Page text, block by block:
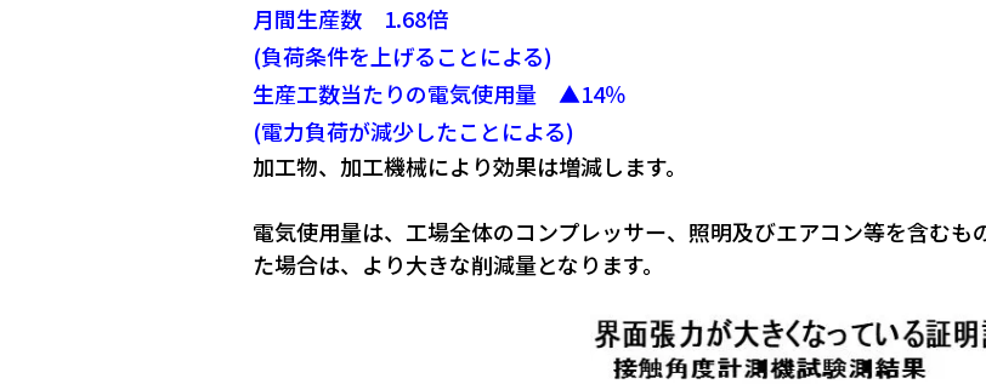
月間生産数 1.68倍
(負荷条件を上げることによる)
生産工数当たりの電気使用量 ▲14％
(電力負荷が減少したことによる)
加工物、加工機械により効果は増減します。
電気使用量は、工場全体のコンプレッサー、照明及びエアコン等を含むも
た場合は、より大きな削減量となります。